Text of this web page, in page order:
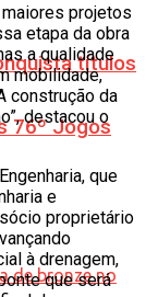
títulos
76º Jogos
projetos
etapa da obra
a qualidade
mobilidade,
construção da
destacou o
que
e
proprietário
à drenagem,
que será